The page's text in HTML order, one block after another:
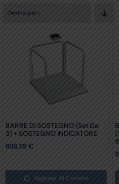
Ordina per:
BARRE DI SOSTEGNO (set Da
3) + SOSTEGNO INDICATORE
806,39 €
Aggiungi Al Carrello